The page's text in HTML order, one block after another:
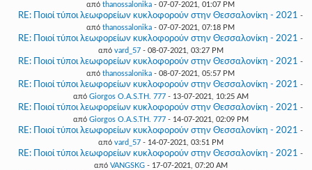
από thanossalonika - 07-07-2021, 01:07 PM
RE: Ποιοί τύποι λεωφορείων κυκλοφορούν στην Θεσσαλονίκη - 2021 -
από thanossalonika - 07-07-2021, 07:18 PM
RE: Ποιοί τύποι λεωφορείων κυκλοφορούν στην Θεσσαλονίκη - 2021 -
από vard_57- 08-07-2021, 03:27 PM
RE: Ποιοί τύποι λεωφορείων κυκλοφορούν στην Θεσσαλονίκη - 2021 -
από thanossalonika - 08-07-2021, 05:57 PM
RE: Ποιοί τύποι λεωφορείων κυκλοφορούν στην Θεσσαλονίκη - 2021 -
από Giorgos O.A.S.TH. 777- 13-07-2021, 10:25 AM
RE: Ποιοί τύποι λεωφορείων κυκλοφορούν στην Θεσσαλονίκη - 2021 -
από Giorgos O.A.S.TH. 777- 14-07-2021, 02:09 PM
RE: Ποιοί τύποι λεωφορείων κυκλοφορούν στην Θεσσαλονίκη - 2021 -
από vard_57- 14-07-2021, 03:51 PM
RE: Ποιοί τύποι λεωφορείων κυκλοφορούν στην Θεσσαλονίκη - 2021 -
από VANGSKG- 17-07-2021, 07:20 AM